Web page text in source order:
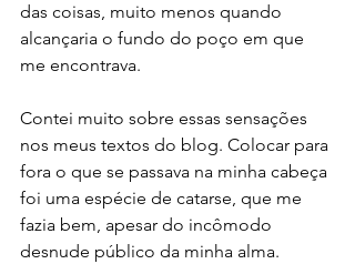
das coisas, muito menos quando
alcançaria o fundo do poço em que
me encontrava.
Contei muito sobre essas sensações
nos meus textos do blog. Colocar para
fora o que se passava na minha cabeça
foi uma espécie de catarse, que me
fazia bem, apesar do incômodo
desnude público da minha alma.